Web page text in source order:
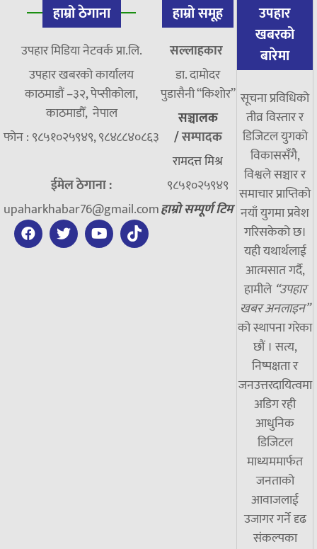
हाम्रो ठेगाना
उपहार मिडिया नेटवर्क प्रा.लि.
उपहार खबरको कार्यालय
काठमाडौं –३२, पेप्सीकोला,
काठमाडौँ, नेपाल
फोन : ९८५१०२५९४९, ९८४८८४०८६३
ईमेल ठेगाना :
upaharkhabar76@gmail.com
हाम्रो समूह
सल्लाहकार
डा. दामाेदर
पुडासैनी “किशाेर”
सञ्चालक
/सम्पादक
रामदत्त मिश्र
९८५१०२५९४९
हाम्रो सम्पूर्ण टिम
उपहार
खबरको
बारेमा
सूचना प्रविधिको
तीव्र विस्तार र
डिजिटल युगको
विकाससँगै,
विश्वले सञ्चार र
समाचार प्राप्तिको
नयाँ युगमा प्रवेश
गरिसकेको छ।
यही यथार्थलाई
आत्मसात गर्दै,
हामीले “उपहार
खबर अनलाइन”
को स्थापना गरेका
छौं । सत्य,
निष्पक्षता र
जनउत्तरदायित्वमा
अडिग रही
आधुनिक
डिजिटल
माध्यममार्फत
जनताको
आवाजलाई
उजागर गर्ने दृढ
संकल्पका